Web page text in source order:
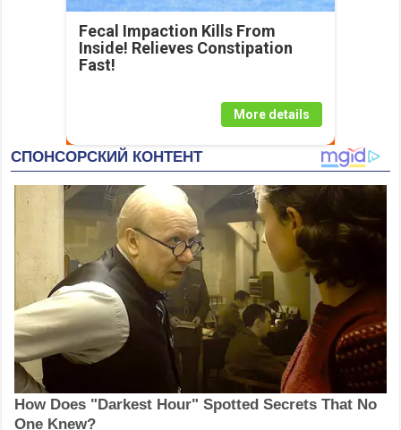
Fecal Impaction Kills From
Inside! Relieves Constipation
Fast!
More details